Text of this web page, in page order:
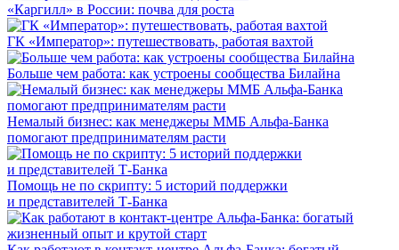
«Каргилл» в России: почва для роста
ГК «Император»: путешествовать, работая вахтой
Больше чем работа: как устроены сообщества Билайна
Немалый бизнес: как менеджеры ММБ Альфа-Банка
помогают предпринимателям расти
Помощь не по скрипту: 5 историй поддержки
и представителей Т-Банка